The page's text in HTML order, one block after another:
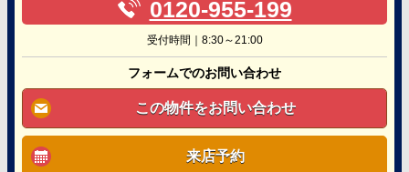
0120-955-199
受付時間｜8:30～21:00
フォームでのお問い合わせ
この物件をお問い合わせ
来店予約